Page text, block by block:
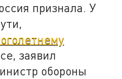
признала. У
заявил
обороны